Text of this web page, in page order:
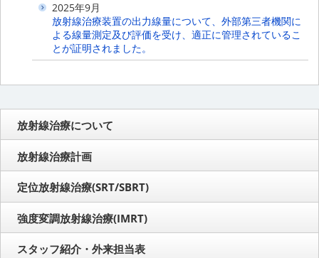
2025年9月
放射線治療装置の出力線量について、外部第三者機関に
よる線量測定及び評価を受け、適正に管理されているこ
とが証明されました。
放射線治療について
放射線治療計画
定位放射線治療(SRT/SBRT)
強度変調放射線治療(IMRT)
スタッフ紹介・外来担当表